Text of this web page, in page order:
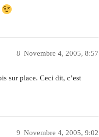
Novembre 4, 2005, 8:57
8
sur place. Ceci dit, c’est
Novembre 4, 2005, 9:02
9